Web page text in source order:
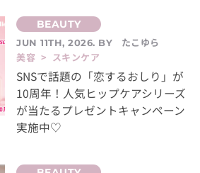
JUN 11TH, 2026. BY
たこゆら
美容 > スキンケア
SNSで話題の「恋するおしり」が
10周年！人気ヒップケアシリーズ
が当たるプレゼントキャンペーン
実施中♡